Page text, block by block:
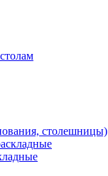
столешницы)